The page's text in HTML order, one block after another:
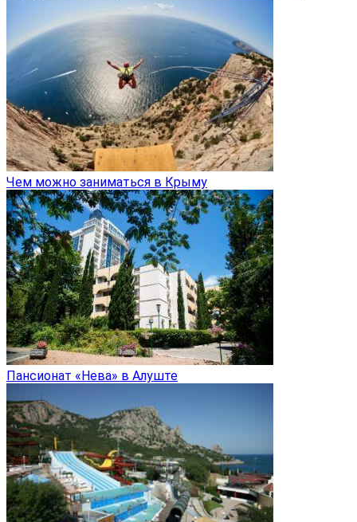
Чем можно заниматься в Крыму
Пансионат «Нева» в Алуште